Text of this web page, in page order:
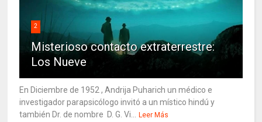
2
Misterioso contacto extraterrestre:
Los Nueve
En Diciembre de 1952 , Andrija Puharich un médico e
investigador parapsicólogo invitó a un místico hindú y
también Dr. de nombre D. G. Vi...
Leer Más